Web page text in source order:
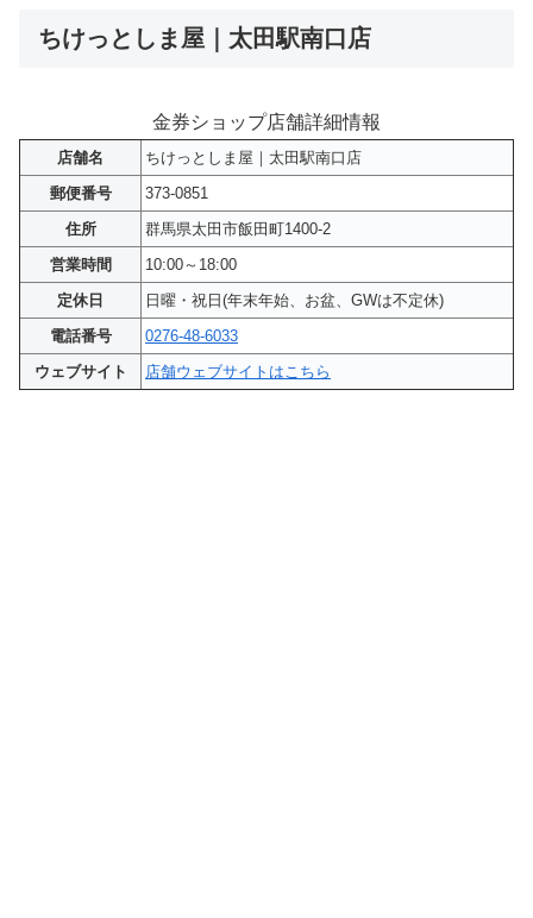
ちけっとしま屋｜太田駅南口店
金券ショップ店舗詳細情報
店舗名
ちけっとしま屋｜太田駅南口店
郵便番号
373-0851
住所
群馬県太田市飯田町1400-2
営業時間
10:00～18:00
定休日
日曜・祝日(年末年始、お盆、GWは不定休)
電話番号
0276-48-6033
ウェブサイト
店舗ウェブサイトはこちら